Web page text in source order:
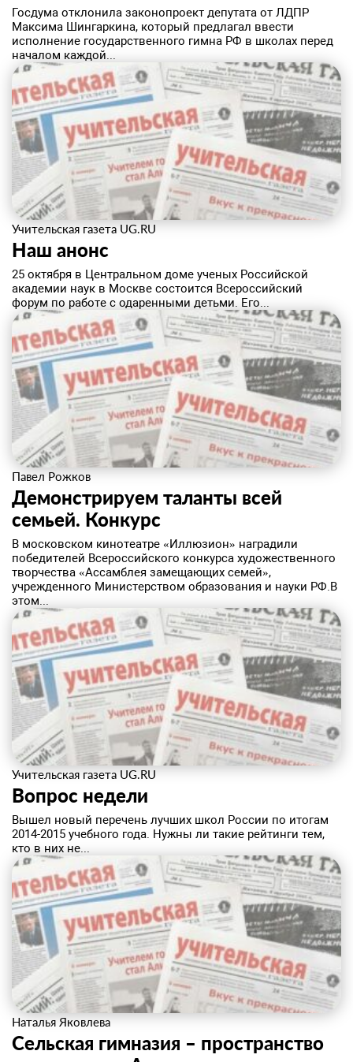
Госдума отклонила законопроект депутата от ЛДПР
Максима Шингаркина, который предлагал ввести
исполнение государственного гимна РФ в школах перед
началом каждой...
Учительская газета UG.RU
​Наш анонс
25 октября в Центральном доме ученых Российской
академии наук в Москве состоится Всероссийский
форум по работе с одаренными детьми. Его...
Павел Рожков
Демонстрируем таланты всей
семьей. ​Конкурс
В московском кинотеатре «Иллюзион» наградили
победителей Всероссийского конкурса художественного
творчества «Ассамблея замещающих семей»,
учрежденного Министерством образования и науки РФ.В
этом...
Учительская газета UG.RU
Вопрос недели
​Вышел новый перечень лучших школ России по итогам
2014-2015 учебного года. Нужны ли такие рейтинги тем,
кто в них не...
Наталья Яковлева
Сельская гимназия – пространство